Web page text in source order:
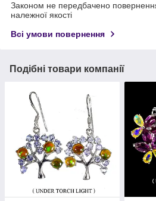
Законом не передбачено
належної якості
Всі умови повернення
Подібні товари компанії